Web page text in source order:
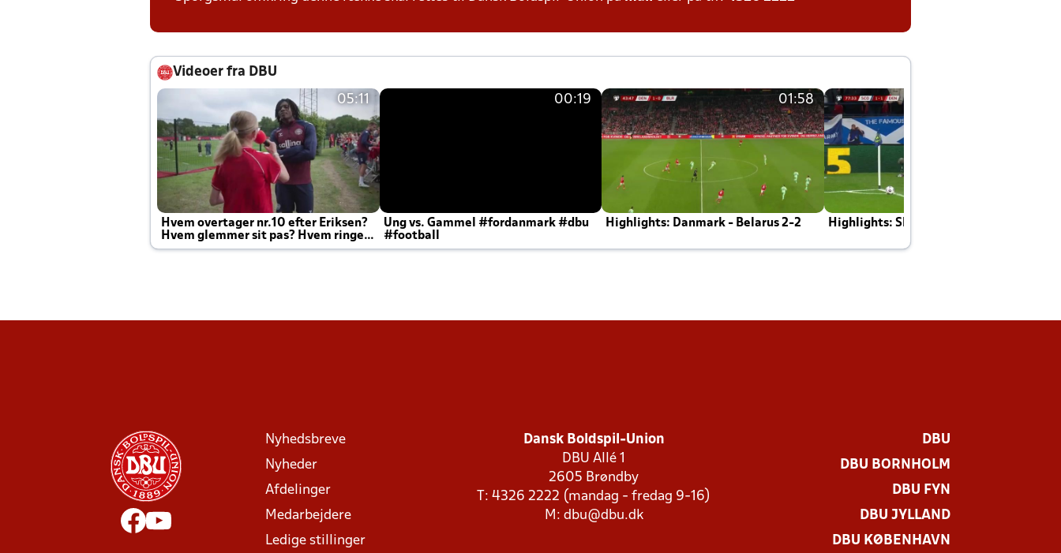
Videoer fra DBU
05:11
Hvem overtager nr.10 efter Eriksen?
Hvem glemmer sit pas? Hvem ringer
Joachim altid til efter kampe?
00:19
Ung vs. Gammel #fordanmark #dbu
#football
01:58
Highlights: Danmark - Belarus 2-2 Highlights: Skotland - Danmark 4-2
Nyhedsbreve
Nyheder
Afdelinger
Medarbejdere
Ledige stillinger
Dansk Boldspil-Union
DBU Allé 1
2605 Brøndby
T: 4326 2222 (mandag - fredag 9-16)
M: dbu@dbu.dk
DBU
DBU BORNHOLM
DBU FYN
DBU JYLLAND
DBU KØBENHAVN